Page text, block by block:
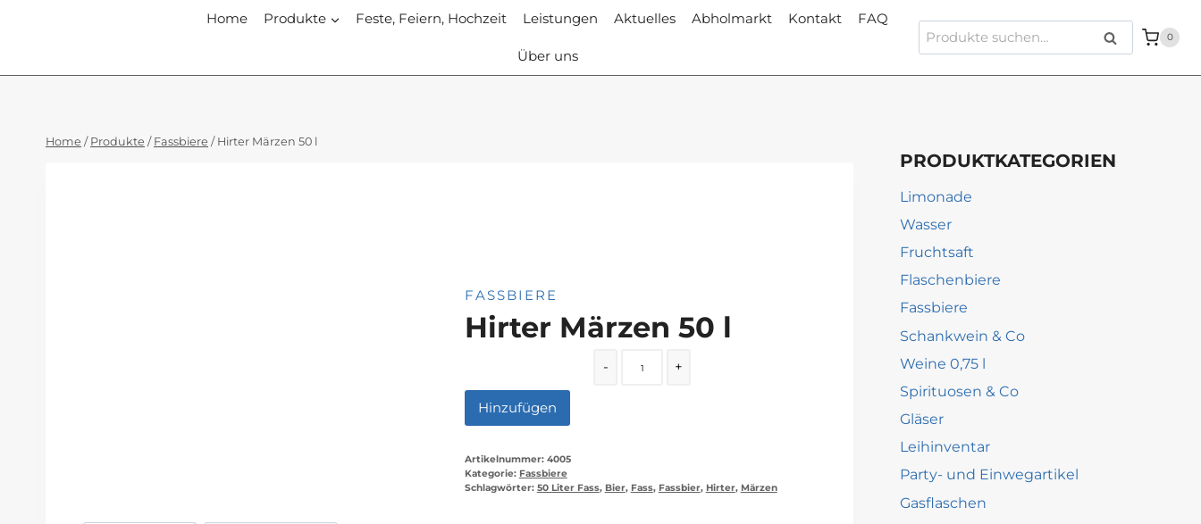
Home Produkte Feste, Feiern, Hochzeit Leistungen Aktuelles Abholmarkt Kontakt FAQ
Über uns
Suche
nach:
Suche 0
Home / Produkte / Fassbiere / Hirter Märzen 50 l
FASSBIERE
Hirter Märzen 50 l
- +
Hinzufügen
Artikelnummer: 4005
Kategorie: Fassbiere
Schlagwörter: 50 Liter Fass, Bier, Fass, Fassbier, Hirter, Märzen
PRODUKTKATEGORIEN
Limonade
Wasser
Fruchtsaft
Flaschenbiere
Fassbiere
Schankwein & Co
Weine 0,75 l
Spirituosen & Co
Gläser
Leihinventar
Party- und Einwegartikel
Gasflaschen